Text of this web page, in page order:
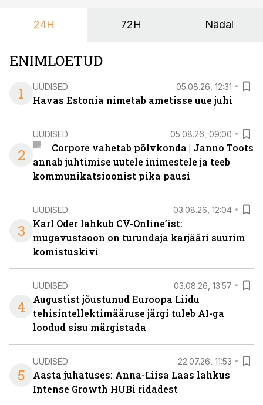
24H 72H Nädal
ENIMLOETUD
1
UUDISED 05.08.26, 12:31
Havas Estonia nimetab ametisse uue juhi
2
UUDISED 05.08.26, 09:00
Corpore vahetab põlvkonda | Janno Toots
annab juhtimise uutele inimestele ja teeb
kommunikatsioonist pika pausi
3
UUDISED 03.08.26, 12:04
Karl Oder lahkub CV-Online’ist:
mugavustsoon on turundaja karjääri suurim
komistuskivi
4
UUDISED 03.08.26, 13:57
Augustist jõustunud Euroopa Liidu
tehisintellektimääruse järgi tuleb AI-ga
loodud sisu märgistada
5
UUDISED 22.07.26, 11:53
Aasta juhatuses: Anna-Liisa Laas lahkus
Intense Growth HUBi ridadest